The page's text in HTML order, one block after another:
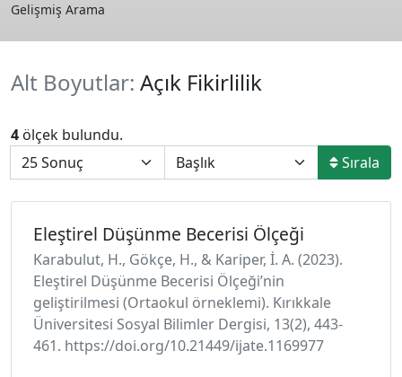
Gelişmiş Arama
Alt Boyutlar: Açık Fikirlilik
4 ölçek bulundu.
Sırala
Eleştirel Düşünme Becerisi Ölçeği
Karabulut, H., Gökçe, H., & Kariper, İ. A. (2023).
Eleştirel Düşünme Becerisi Ölçeği’nin
geliştirilmesi (Ortaokul örneklemi). Kırıkkale
Üniversitesi Sosyal Bilimler Dergisi, 13(2), 443-
461. https://doi.org/10.21449/ijate.1169977